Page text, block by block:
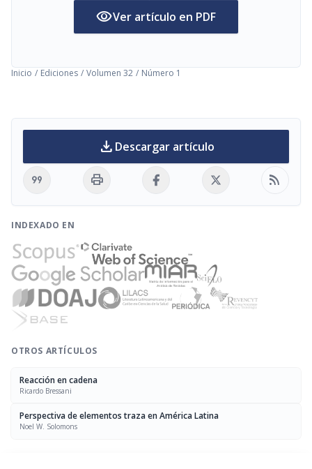
visibilityVer artículo en PDF
Inicio / Ediciones / Volumen 32 / Número 1
download Descargar artículo
format_quote print rss_feed
INDEXADO EN
OTROS ARTÍCULOS
Reacción en cadena
Ricardo Bressani
Perspectiva de elementos traza en América Latina
Noel W. Solomons